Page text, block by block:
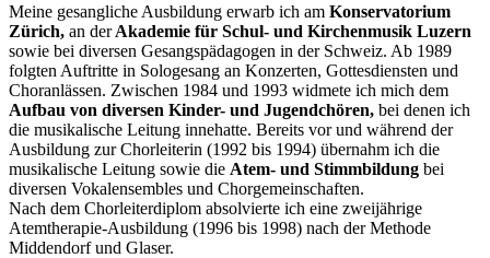
Meine gesangliche Ausbildung erwarb ich am Konservatorium
Zürich, an derAkademie für Schul- und Kirchenmusik Luzern
sowie bei diversen Gesangspädagogen in der Schweiz. Ab 1989
folgten Auftritte in Sologesang an Konzerten, Gottesdiensten und
Choranlässen. Zwischen 1984 und 1993 widmete ich mich dem
Aufbau von diversen Kinder- und Jugendchören, bei denen ich
die musikalische Leitung innehatte. Bereits vor und während der
Ausbildung zur Chorleiterin (1992 bis 1994) übernahm ich die
musikalische Leitung sowie die Atem- und Stimmbildung bei
diversen Vokalensembles und Chorgemeinschaften.
Nach dem Chorleiterdiplom absolvierte ich eine zweijährige
Atemtherapie-Ausbildung (1996 bis 1998) nach der Methode
Middendorf und Glaser.